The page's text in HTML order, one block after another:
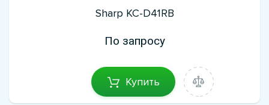
Sharp KC-D41RB
По запросу
Купить